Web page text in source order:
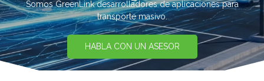
Somos GreenLink desarrolladores de aplicaciones para
transporte masivo.
HABLA CON UN ASESOR